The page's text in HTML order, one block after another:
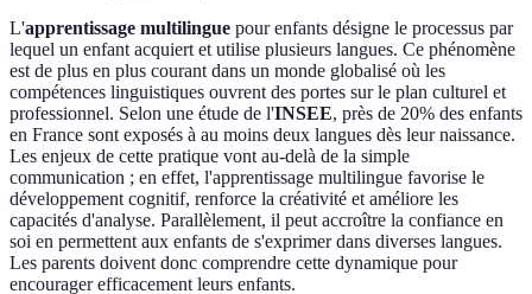
L'apprentissage multilingue pour enfants désigne le processus par
lequel un enfant acquiert et utilise plusieurs langues. Ce phénomène
est de plus en plus courant dans un monde globalisé où les
compétences linguistiques ouvrent des portes sur le plan culturel et
professionnel. Selon une étude de l'INSEE, près de 20% des enfants
en France sont exposés à au moins deux langues dès leur naissance.
Les enjeux de cette pratique vont au-delà de la simple
communication ; en effet, l'apprentissage multilingue favorise le
développement cognitif, renforce la créativité et améliore les
capacités d'analyse. Parallèlement, il peut accroître la confiance en
soi en permettent aux enfants de s'exprimer dans diverses langues.
Les parents doivent donc comprendre cette dynamique pour
encourager efficacement leurs enfants.